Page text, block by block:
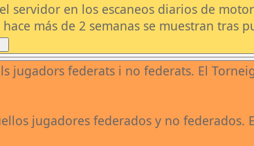
servidor en los escaneos diarios de
más de 2 semanas se muestran tras
jugadors federats i no federats. El
jugadores federados y no federados.